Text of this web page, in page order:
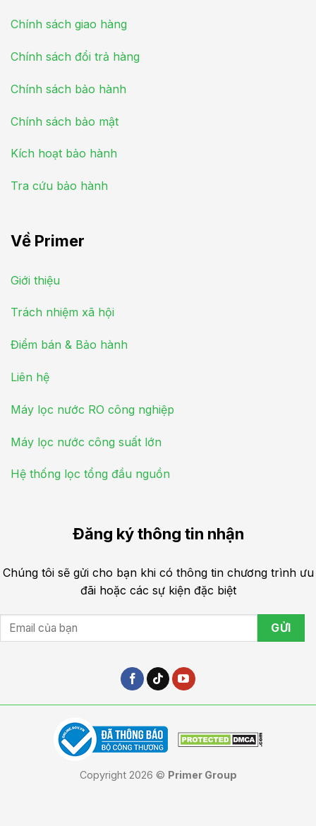
Chính sách giao hàng
Chính sách đổi trả hàng
Chính sách bảo hành
Chính sách bảo mật
Kích hoạt bảo hành
Tra cứu bảo hành
Về Primer
Giới thiệu
Trách nhiệm xã hội
Điểm bán & Bảo hành
Liên hệ
Máy lọc nước RO công nghiệp
Máy lọc nước công suất lớn
Hệ thống lọc tổng đầu nguồn
Đăng ký thông tin nhận
Chúng tôi sẽ gửi cho bạn khi có thông tin chương trình ưu
đãi hoặc các sự kiện đặc biệt
Copyright 2026 © Primer Group